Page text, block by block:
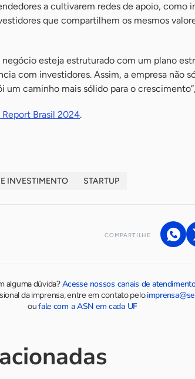
a cultivarem redes de apoio, como
que compartilhem os mesmos
negócio esteja estruturado com um plano
com investidores. Assim, a empresa não
um caminho mais sólido para o
Brasil 2024.
INVESTIMENTO STARTUP
COMPARTILHE
alguma dúvida?Acesse nossos canais de
da imprensa, entre em contato pelo
oufale com a ASN em cada UF